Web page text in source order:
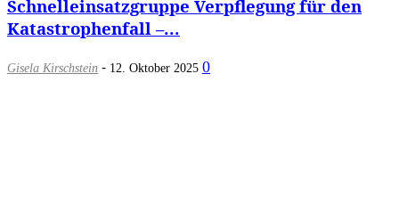
Schnelleinsatzgruppe Verpflegung für den
Katastrophenfall –...
Gisela Kirschstein - 12. Oktober 2025 0